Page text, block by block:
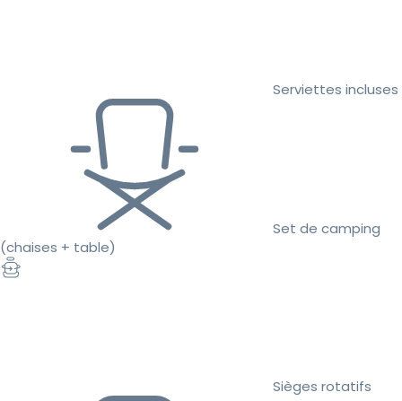
Serviettes incluses
Set de camping
(chaises + table)
Sièges rotatifs